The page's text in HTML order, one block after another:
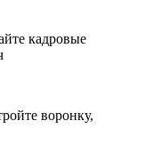
кадровые
воронку,